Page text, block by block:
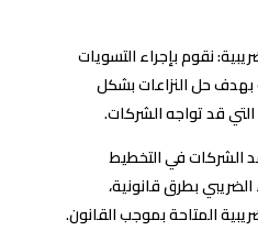
نقوم بإجراء التسويات
بهدف حل النزاعات بشكل
قد تواجه الشركات.
في التخطيط
بطرق قانونية،
المتاحة بموجب القانون.